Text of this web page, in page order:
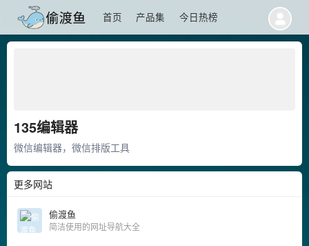
首页 产品集 今日热榜
135编辑器
微信编辑器，微信排版工具
更多网站
偷渡鱼
简洁使用的网址导航大全